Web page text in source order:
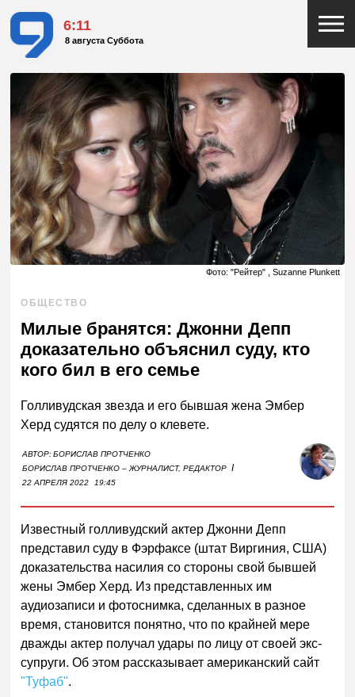
6:11
8 августа Суббота
Фото: "Рейтер" , Suzanne Plunkett
ОБЩЕСТВО
Милые бранятся: Джонни Депп
доказательно объяснил суду, кто
кого бил в его семье
Голливудская звезда и его бывшая жена Эмбер
Херд судятся по делу о клевете.
АВТОР:БОРИСЛАВ ПРОТЧЕНКО
БОРИСЛАВ ПРОТЧЕНКО – ЖУРНАЛИСТ, РЕДАКТОР I
22 АПРЕЛЯ 2022 19:45
Известный голливудский актер Джонни Депп
представил суду в Фэрфаксе (штат Виргиния, США)
доказательства насилия со стороны свой бывшей
жены Эмбер Херд. Из представленных им
аудиозаписи и фотоснимка, сделанных в разное
время, становится понятно, что по крайней мере
дважды актер получал удары по лицу от своей экс-
супруги. Об этом рассказывает американский сайт
"Туфаб".